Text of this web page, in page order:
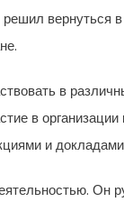
вернуться
в
в
и
Он